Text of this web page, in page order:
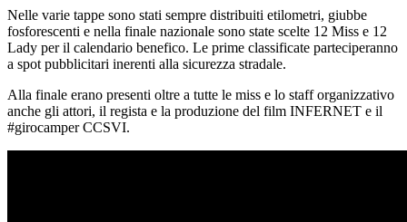
Nelle varie tappe sono stati sempre distribuiti etilometri, giubbe
fosforescenti e nella finale nazionale sono state scelte 12 Miss e 12
Lady per il calendario benefico. Le prime classificate parteciperanno
a spot pubblicitari inerenti alla sicurezza stradale.
Alla finale erano presenti oltre a tutte le miss e lo staff organizzativo
anche gli attori, il regista e la produzione del film INFERNET e il
#girocamper CCSVI.